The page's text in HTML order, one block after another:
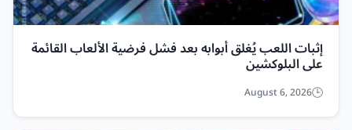
إثبات اللعب يُغلق أبوابه بعد فشل فرضية الألعاب القائمة
على البلوكشين
August 6, 2026